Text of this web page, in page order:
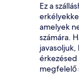
Ez a
amelyek
számára.
javasoljuk,
megfelelő